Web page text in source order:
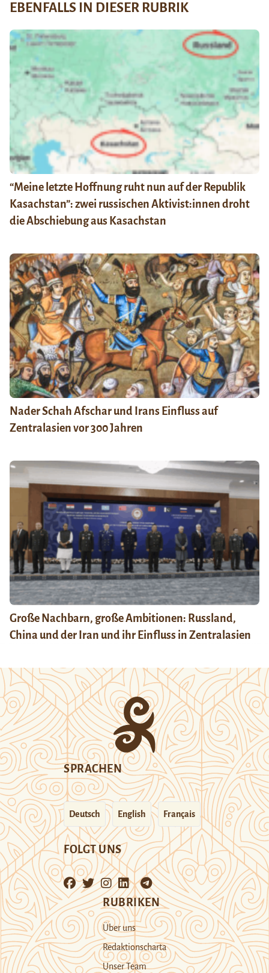
EBENFALLS IN DIESER RUBRIK
“Meine letzte Hoffnung ruht nun auf der Republik
Kasachstan”: zwei russischen Aktivist:innen droht
die Abschiebung aus Kasachstan
Nader Schah Afschar und Irans Einfluss auf
Zentralasien vor 300 Jahren
Große Nachbarn, große Ambitionen: Russland,
China und der Iran und ihr Einfluss in Zentralasien
SPRACHEN
Deutsch English Français
FOLGT UNS
RUBRIKEN
Über uns
Redaktionscharta
Unser Team